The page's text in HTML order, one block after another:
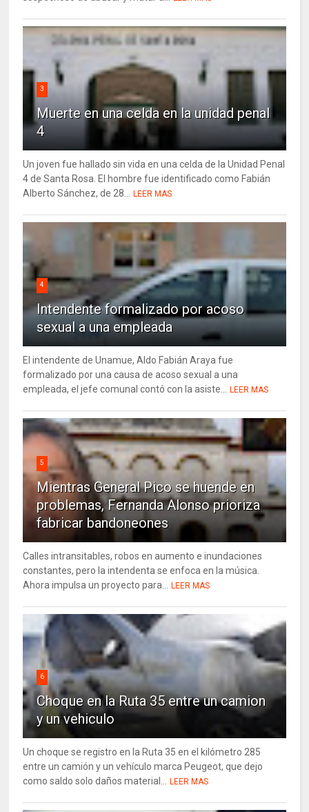
3
Muerte en una celda en la unidad penal
4
Un joven fue hallado sin vida en una celda de la Unidad Penal
4 de Santa Rosa. El hombre fue identificado como Fabián
Alberto Sánchez, de 28...
LEER MAS
4
Intendente formalizado por acoso
sexual a una empleada
El intendente de Unamue, Aldo Fabián Araya fue
formalizado por una causa de acoso sexual a una
empleada, el jefe comunal contó con la asiste...
LEER MAS
5
Mientras General Pico se huende en
problemas, Fernanda Alonso prioriza
fabricar bandoneones
Calles intransitables, robos en aumento e inundaciones
constantes, pero la intendenta se enfoca en la música.
Ahora impulsa un proyecto para...
LEER MAS
6
Choque en la Ruta 35 entre un camion
y un vehiculo
Un choque se registro en la Ruta 35 en el kilómetro 285
entre un camión y un vehículo marca Peugeot, que dejo
como saldo solo daños material...
LEER MAS